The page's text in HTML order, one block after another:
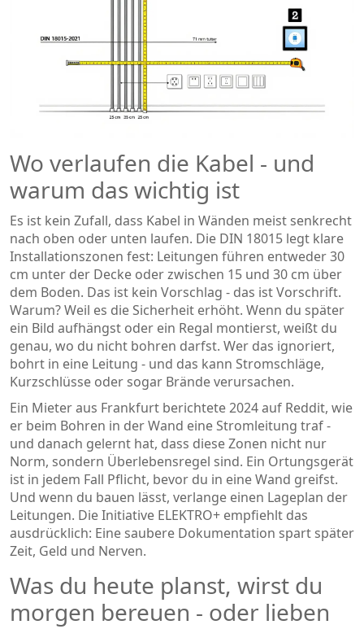
Wo verlaufen die Kabel - und
warum das wichtig ist
Es ist kein Zufall, dass Kabel in Wänden meist senkrecht
nach oben oder unten laufen. Die DIN 18015 legt klare
Installationszonen fest: Leitungen führen entweder 30
cm unter der Decke oder zwischen 15 und 30 cm über
dem Boden. Das ist kein Vorschlag - das ist Vorschrift.
Warum? Weil es die Sicherheit erhöht. Wenn du später
ein Bild aufhängst oder ein Regal montierst, weißt du
genau, wo du nicht bohren darfst. Wer das ignoriert,
bohrt in eine Leitung - und das kann Stromschläge,
Kurzschlüsse oder sogar Brände verursachen.
Ein Mieter aus Frankfurt berichtete 2024 auf Reddit, wie
er beim Bohren in der Wand eine Stromleitung traf -
und danach gelernt hat, dass diese Zonen nicht nur
Norm, sondern Überlebensregel sind. Ein Ortungsgerät
ist in jedem Fall Pflicht, bevor du in eine Wand greifst.
Und wenn du bauen lässt, verlange einen Lageplan der
Leitungen. Die Initiative ELEKTRO+ empfiehlt das
ausdrücklich: Eine saubere Dokumentation spart später
Zeit, Geld und Nerven.
Was du heute planst, wirst du
morgen bereuen - oder lieben